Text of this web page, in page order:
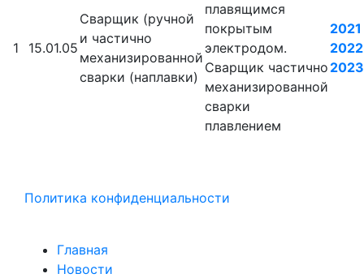
1 15.01.05
Сварщик (ручной
и частично
механизированной
сварки (наплавки)
плавящимся
покрытым
электродом.
Сварщик частично
механизированной
сварки
плавлением
2021
2022
2023
Политика конфиденциальности
Главная
Новости